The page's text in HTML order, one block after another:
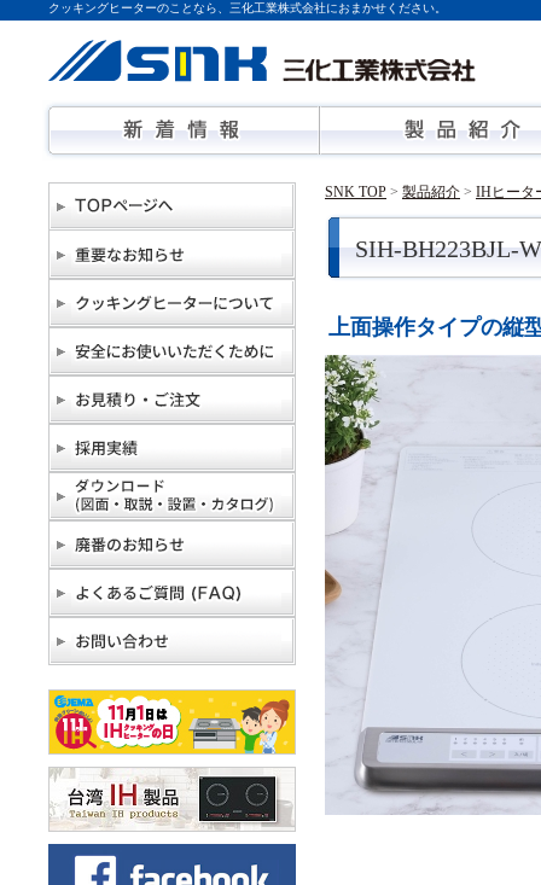
クッキングヒーターのことなら、三化工業株式会社におまかせください。
SNK TOP > 製品紹介 > IHヒータ
SIH-
上面操作タイプの縦